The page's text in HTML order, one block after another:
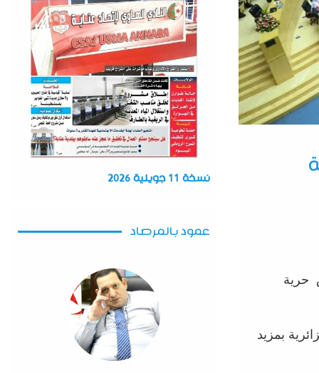
حرية
بمزيد
نسخة 11 جويلية 2026
عمود بالمرصاد